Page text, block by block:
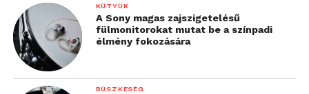
KÜTYÜK
A Sony magas zajszigetelésű
fülmonitorokat mutat be a színpadi
élmény fokozására
BÜSZKESÉG